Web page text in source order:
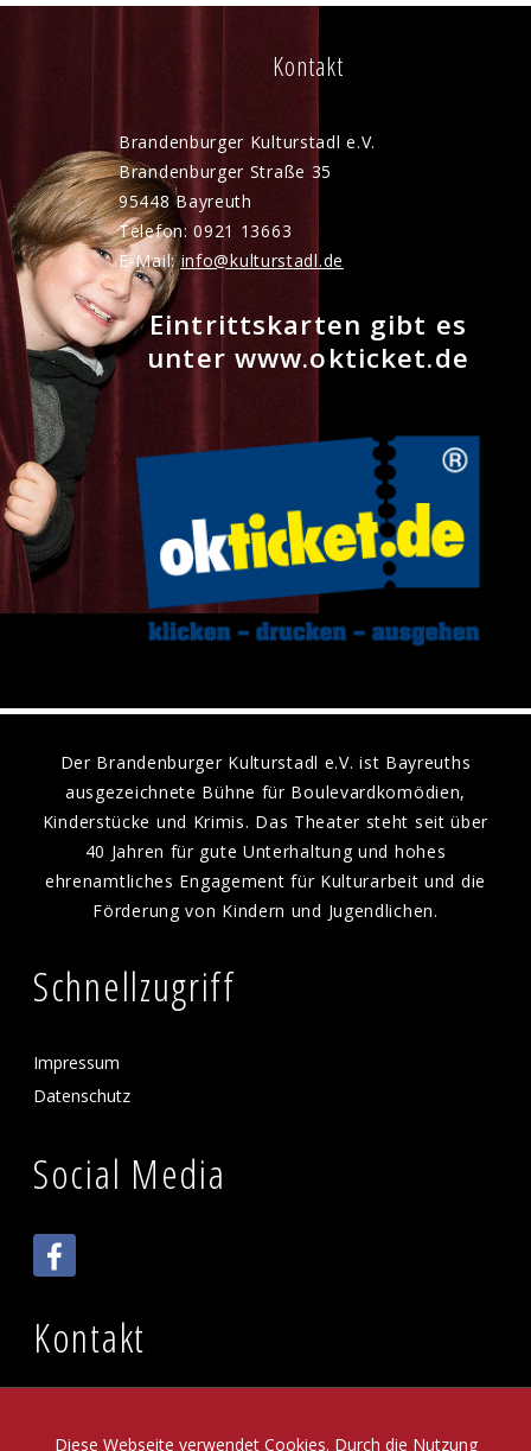
Kontakt
Brandenburger Kulturstadl e.V.
Brandenburger Straße 35
95448 Bayreuth
Telefon: 0921 13663
E-Mail:nf k lt rst dl d
Eintrittskarten gibt es
unter www.okticket.de
Der Brandenburger Kulturstadl e.V. ist Bayreuths
ausgezeichnete Bühne für Boulevardkomödien,
Kinderstücke und Krimis. Das Theater steht seit über
40 Jahren für gute Unterhaltung und hohes
ehrenamtliches Engagement für Kulturarbeit und die
Förderung von Kindern und Jugendlichen.
Schnellzugriff
Impressum
Datenschutz
Social Media
Kontakt
Brandenburger Straße 35
Diese Webseite verwendet Cookies. Durch die Nutzung